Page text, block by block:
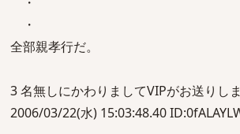
・
全部親孝行だ。
3 名無しにかわりましてVIPがお送りし
2006/03/22(水) 15:03:48.40